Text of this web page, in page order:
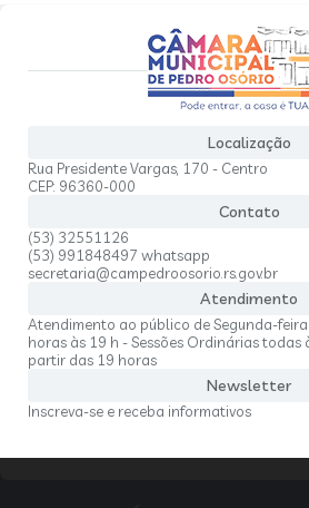
Localização
Rua Presidente Vargas, 170 - Centro
CEP: 96360-000
Contato
(53) 32551126
(53) 991848497 whatsapp
secretaria@campedroosorio.rs.gov.br
Atendimento
Atendimento ao público de Segunda-
horas às 19 h - Sessões Ordinárias todas
partir das 19 horas
Newsletter
Inscreva-se e receba informativos